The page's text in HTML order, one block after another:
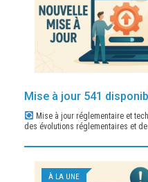
Mise à jour 541
Mise à jour réglementaire et
des évolutions réglementaires et
À LA UNE